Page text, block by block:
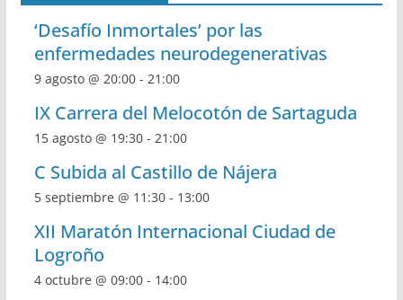
‘Desafío Inmortales’ por las
enfermedades neurodegenerativas
9 agosto @ 20:00- 21:00
IX Carrera del Melocotón de Sartaguda
15 agosto @ 19:30- 21:00
C Subida al Castillo de Nájera
5 septiembre @ 11:30- 13:00
XII Maratón Internacional Ciudad de
Logroño
4 octubre @ 09:00- 14:00